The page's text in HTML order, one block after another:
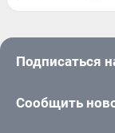
Подписаться
Сообщить